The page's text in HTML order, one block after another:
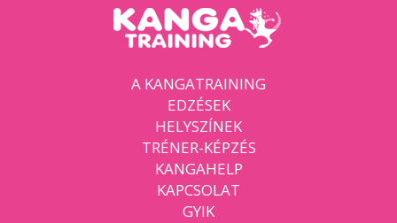
A KANGATRAINING
EDZÉSEK
HELYSZÍNEK
TRÉNER-KÉPZÉS
KANGAHELP
KAPCSOLAT
GYIK